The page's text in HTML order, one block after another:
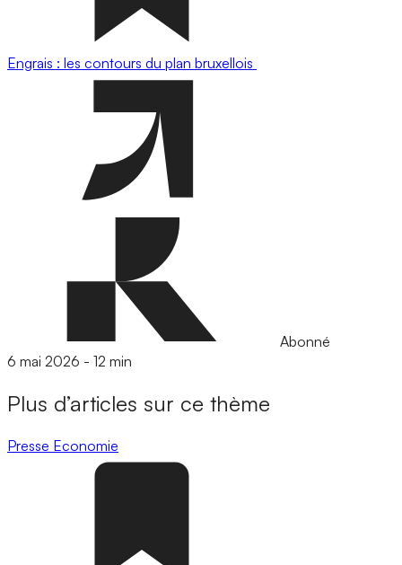
Engrais : les contours du plan bruxellois
Abonné
6 mai 2026 - 12 min
Plus d’articles sur ce thème
Presse Economie